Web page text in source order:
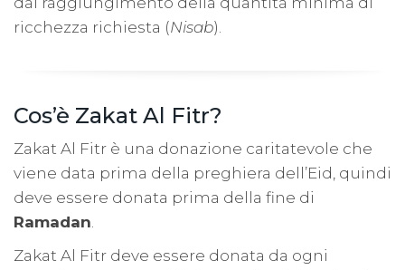
ricchezza richiesta (Nisab).
Cos’è Zakat Al Fitr?
Zakat Al Fitr è una donazione caritatevole che
viene data prima della preghiera dell’Eid, quindi
deve essere donata prima della fine di
Ramadan.
Zakat Al Fitr deve essere donata da ogni